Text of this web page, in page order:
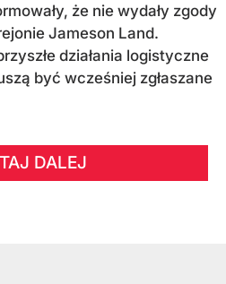
że nie wydały zgody
Jameson Land.
działania logistyczne
być wcześniej zgłaszane
DALEJ